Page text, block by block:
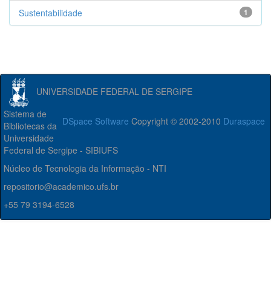
1
Sustentabilidade
UNIVERSIDADE FEDERAL DE SERGIPE
DSpace Software Copyright © 2002-2010 Duraspace
Sistema de
Bibliotecas da
Universidade
Federal de Sergipe - SIBIUFS
Núcleo de Tecnologia da Informação - NTI
repositorio@academico.ufs.br
+55 79 3194-6528